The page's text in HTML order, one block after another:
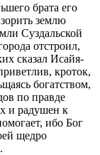
брата его
землю
Суздальской
отстроил,
сказал Исайя-
кроток,
богатством,
по правде
и радушен к
ибо Бог
щедро